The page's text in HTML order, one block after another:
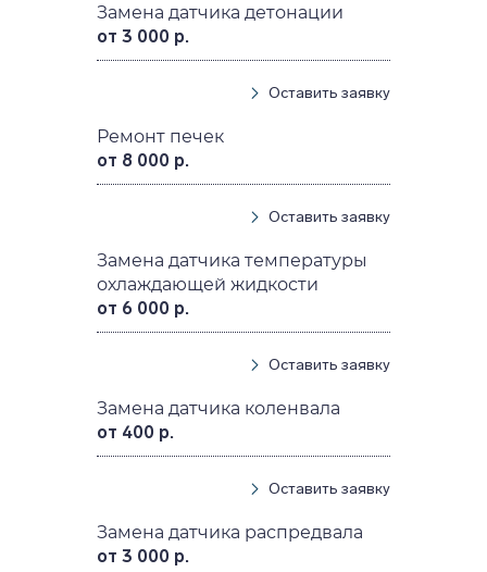
Замена датчика детонации
от 3 000 р.
Оставить заявку
Ремонт печек
от 8 000 р.
Оставить заявку
Замена датчика температуры
охлаждающей жидкости
от 6 000 р.
Оставить заявку
Замена датчика коленвала
от 400 р.
Оставить заявку
Замена датчика распредвала
от 3 000 р.